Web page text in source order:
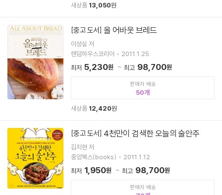
새상품 13,050원
[중고 도서] 올 어바웃 브레드
이성실 저
랜덤하우스코리아
2011.1.25.
최저 5,230원 최고 98,700원
판매자 배송
50
새상품 12,420원
[중고 도서] 4천만이 검색한 오늘의 술안주
김지현 저
중앙북스(books)
2011.1.12.
최저 1,950원 최고 98,700원
판매자 배송